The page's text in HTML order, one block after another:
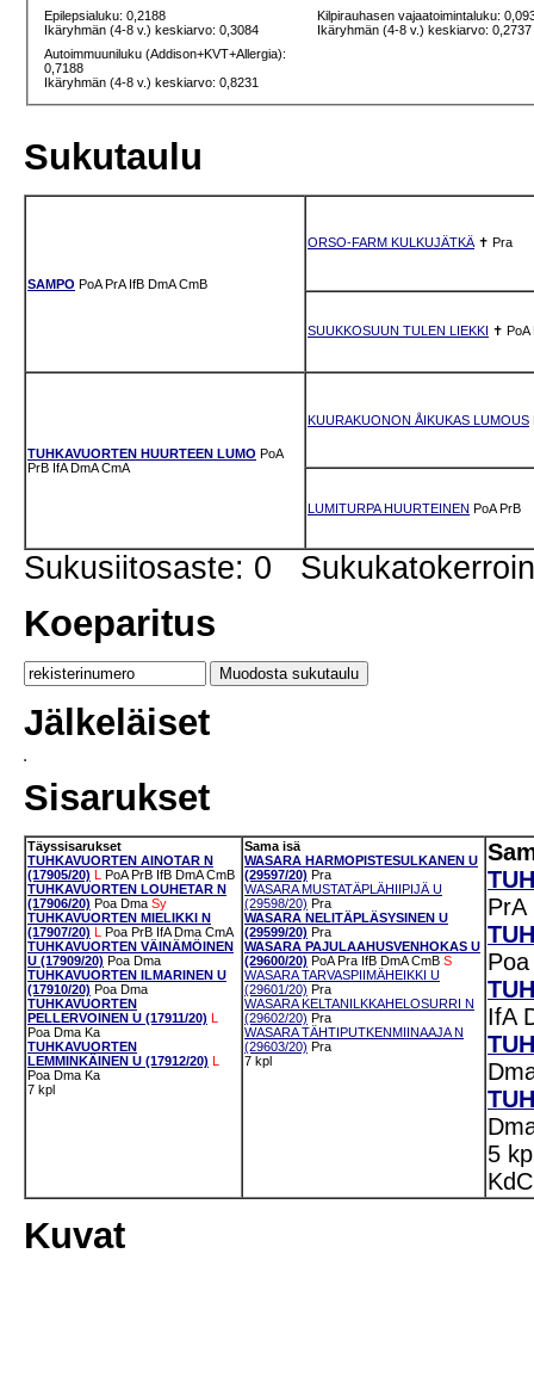
Epilepsialuku: 0,2188
Ikäryhmän (4-8 v.) keskiarvo: 0,3084
Kilpirauhasen vajaatoimintaluku:
Ikäryhmän (4-8 v.) keskiarvo: 0,2737
Autoimmuuniluku (Addison+KVT+Allergia):
0,7188
Ikäryhmän (4-8 v.) keskiarvo: 0,8231
Sukutaulu
SAMPO PoA PrA IfB DmA CmB
ORSO-FARM KULKUJÄTKÄ ✝ Pra
SUUKKOSUUN TULEN LIEKKI ✝ PoA
TUHKAVUORTEN HUURTEEN LUMO PoA
PrB IfA DmA CmA
KUURAKUONON ÅIKUKAS LUMOUS
LUMITURPA HUURTEINEN PoA PrB
Sukusiitosaste: 0
Koeparitus
Jälkeläiset
Sisarukset
Täyssisarukset
TUHKAVUORTEN AINOTAR N
(17905/20) L PoA PrB IfB DmA CmB
TUHKAVUORTEN LOUHETAR N
(17906/20) Poa Dma Sy
TUHKAVUORTEN MIELIKKI N
(17907/20) L Poa PrB IfA Dma CmA
TUHKAVUORTEN VÄINÄMÖINEN
U (17909/20) Poa Dma
TUHKAVUORTEN ILMARINEN U
(17910/20) Poa Dma
TUHKAVUORTEN
PELLERVOINEN U (17911/20) L
Poa Dma Ka
TUHKAVUORTEN
LEMMINKÄINEN U (17912/20) L
Poa Dma Ka
7 kpl
Sama isä
WASARA HARMOPISTESULKANEN U
(29597/20) Pra
WASARA MUSTATÄPLÄHIIPIJÄ U
(29598/20) Pra
WASARA NELITÄPLÄSYSINEN U
(29599/20) Pra
WASARA PAJULAAHUSVENHOKAS U
(29600/20) PoA Pra IfB DmA CmB S
WASARA TARVASPIIMÄHEIKKI U
(29601/20) Pra
WASARA KELTANILKKAHELOSURRI N
(29602/20) Pra
WASARA TÄHTIPUTKENMIINAAJA N
(29603/20) Pra
7 kpl
PrA
Poa
IfA
5
Kuvat